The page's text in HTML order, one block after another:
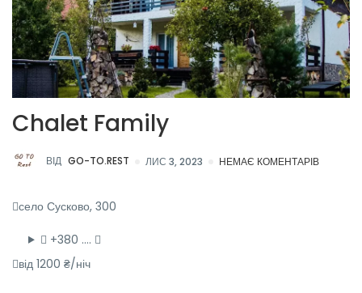
Chalet Family
ВІД GO-TO.REST ЛИС 3, 2023 НЕМАЄ КОМЕНТАРІВ
село Сусково, 300
+380 ….
від 1200 ₴/ніч